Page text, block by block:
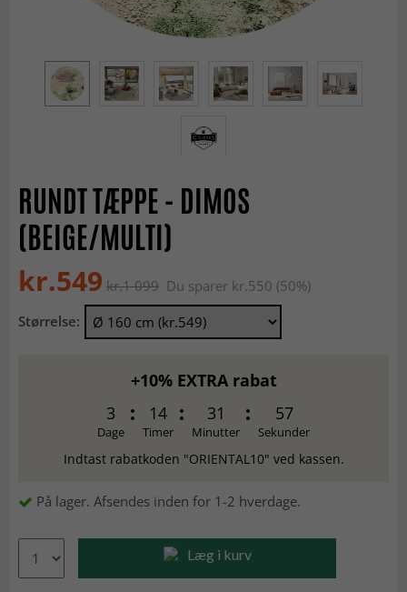
RUNDT TÆPPE - DIMOS
(BEIGE/MULTI)
kr.549 kr.1 099 Du sparer kr.550 (50%)
Størrelse:
+10% EXTRA rabat
3
Dage
14
Timer
31
Minutter
56
Sekunder
Indtast rabatkoden "ORIENTAL10" ved kassen.
På lager. Afsendes inden for 1-2 hverdage.
Læg i kurv